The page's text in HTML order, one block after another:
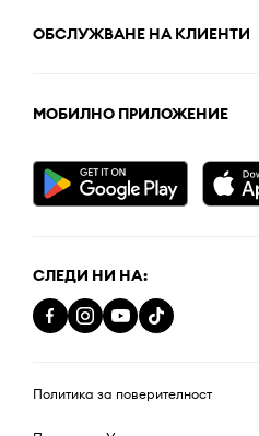
ОБСЛУЖВАНЕ НА КЛИЕНТИ
МОБИЛНО ПРИЛОЖЕНИЕ
СЛЕДИ НИ НА:
Политика за поверителност